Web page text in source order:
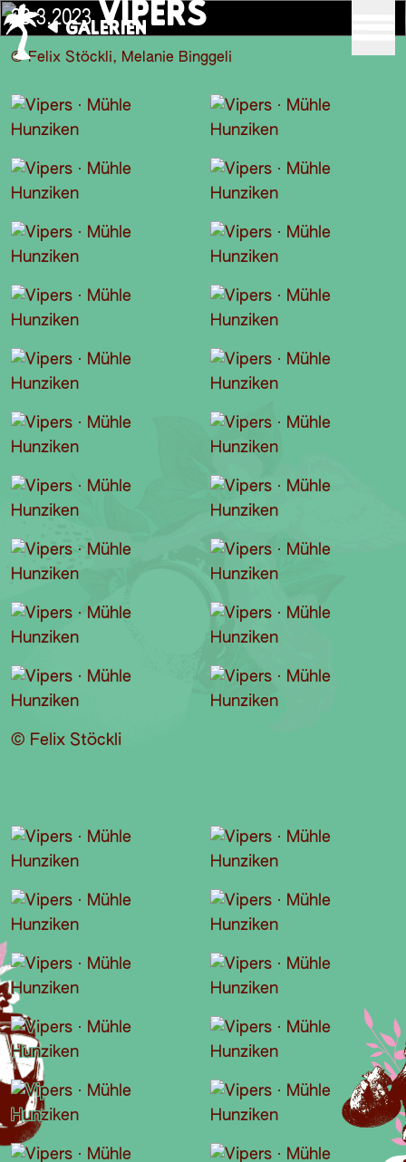
GALERIEN
23.3.2023 VIPERS
© Felix Stöckli, Melanie Binggeli
© Felix Stöckli